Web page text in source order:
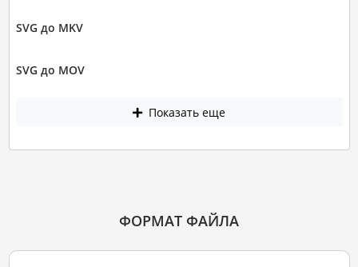
SVG до MKV
SVG до MOV
Показать еще
ФОРМАТ ФАЙЛА